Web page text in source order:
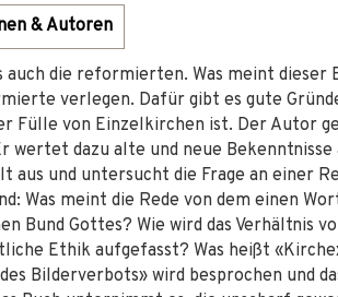
& Autoren
die reformierten. Was meint dieser
verlegen. Dafür gibt es gute
Fülle von Einzelkirchen ist. Der Autor
dazu alte und neue Bekenntnisse
aus und untersucht die Frage an einer
Was meint die Rede von dem einen
Bund Gottes? Wie wird das Verhältnis
Ethik aufgefasst? Was heißt
Bilderverbots» wird besprochen und